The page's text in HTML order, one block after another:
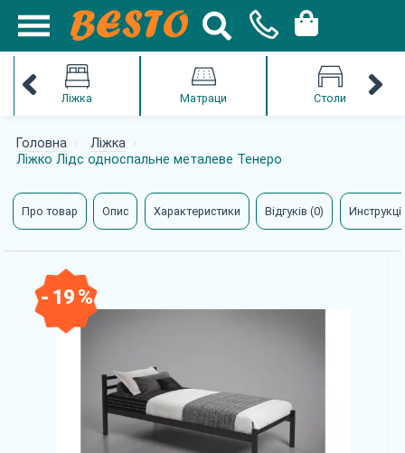
Ліжка Матраци Столи
Головна
Ліжка
Ліжко Лідс односпальне металеве Тенеро
Про товар Опис Характеристики Відгуків (0) Инструкції
- 19 %